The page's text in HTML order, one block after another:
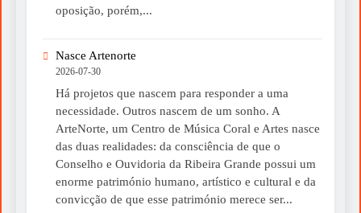
oposição, porém,...
Nasce Artenorte
2026-07-30
Há projetos que nascem para responder a uma
necessidade. Outros nascem de um sonho. A
ArteNorte, um Centro de Música Coral e Artes nasce
das duas realidades: da consciência de que o
Conselho e Ouvidoria da Ribeira Grande possui um
enorme património humano, artístico e cultural e da
convicção de que esse património merece ser...